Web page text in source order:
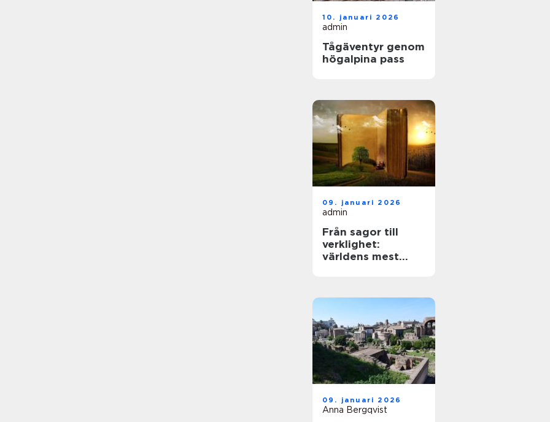
10. januari 2026
admin
Tågäventyr genom
högalpina pass
09. januari 2026
admin
Från sagor till
verklighet:
världens mest
09. januari 2026
Anna Bergqvist